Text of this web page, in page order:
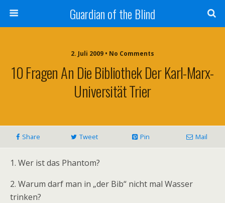
Guardian of the Blind
2. Juli 2009 • No Comments
10 Fragen An Die Bibliothek Der Karl-Marx-
Universität Trier
Share Tweet Pin Mail
1. Wer ist das Phantom?
2. Warum darf man in „der Bib“ nicht mal Wasser
trinken?